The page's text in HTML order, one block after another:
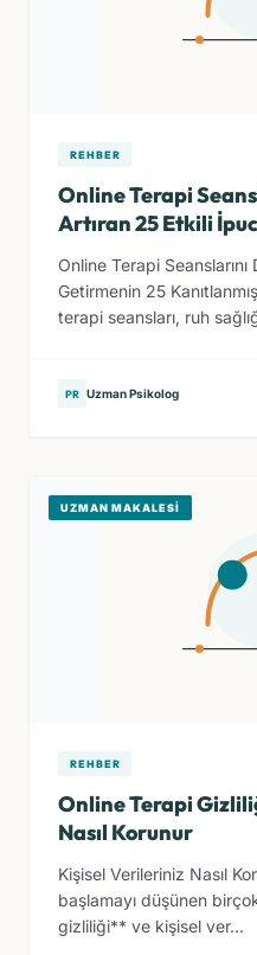
REHBER
Online Terapi
Artıran 25 Etkili
Online Terapi
Getirmenin 25
terapi seansları, ruh
PR Uzman Psikolog
UZMAN MAKALESI
REHBER
Online Terapi
Nasıl Korunur
Kişisel Verileriniz Nasıl
başlamayı düşünen
gizliliği** ve kişisel ver...